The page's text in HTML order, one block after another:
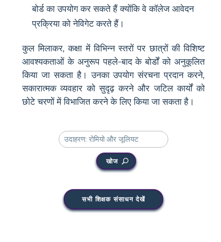
बोर्ड का उपयोग कर सकते हैं क्योंकि वे कॉलेज आवेदन
प्रक्रिया को नेविगेट करते हैं।
कुल मिलाकर, कक्षा में विभिन्न स्तरों पर छात्रों की विशिष्ट
आवश्यकताओं के अनुरूप पहले-बाद के बोर्डों को अनुकूलित
किया जा सकता है। उनका उपयोग संरचना प्रदान करने,
सकारात्मक व्यवहार को सुदृढ़ करने और जटिल कार्यों को
छोटे चरणों में विभाजित करने के लिए किया जा सकता है।
खोज
सभी शिक्षक संसाधन देखें